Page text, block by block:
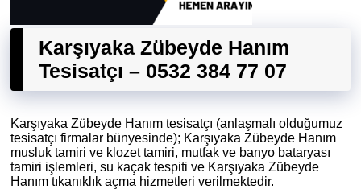
Karşıyaka Zübeyde Hanım
Tesisatçı – 0532 384 77 07
Karşıyaka Zübeyde Hanım tesisatçı (anlaşmalı olduğumuz
tesisatçı firmalar bünyesinde); Karşıyaka Zübeyde Hanım
musluk tamiri ve klozet tamiri, mutfak ve banyo bataryası
tamiri işlemleri, su kaçak tespiti ve Karşıyaka Zübeyde
Hanım tıkanıklık açma hizmetleri verilmektedir.